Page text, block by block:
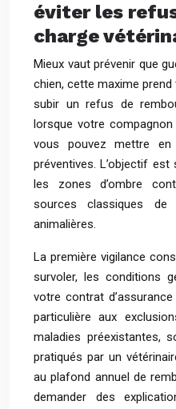
éviter les
charge
Mieux vaut prévenir que
chien, cette maxime
subir un refus de
lorsque votre
vous pouvez mettre en
préventives. L’objectif
les zones d’ombre
sources classiques
animalières.
La première vigilance
survoler, les conditions
votre contrat
particulière aux
maladies préexistantes,
pratiqués par un
au plafond annuel de
demander des